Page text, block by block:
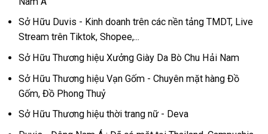
Sở Hữu Duvis - Kinh doanh trên các nền tảng TMDT, Live
Stream trên Tiktok, Shopee,...
Sở Hữu Thương hiệu Xưởng Giày Da Bò Chu Hải Nam
Sở Hữu Thương hiệu Vạn Gốm - Chuyên mặt hàng Đồ
Gốm, Đồ Phong Thuỷ
Sở Hữu Thương hiệu thời trang nữ - Deva